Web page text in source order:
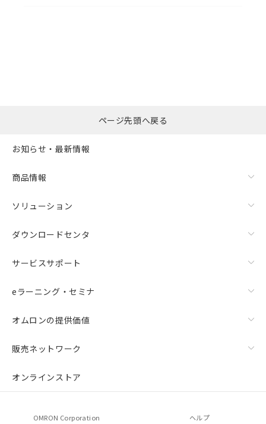
括ダウンロード
ページ先頭へ戻る
お知らせ・最新情報
商品情報
ソリューション
ダウンロードセンタ
サービスサポート
eラーニング・セミナ
オムロンの提供価値
販売ネットワーク
オンラインストア
OMRON Corporation ヘルプ